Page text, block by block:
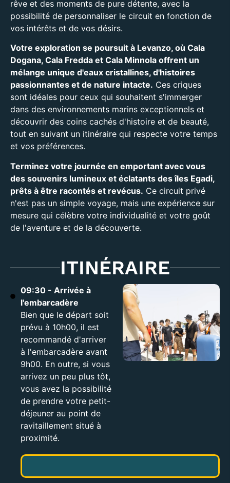
rêve et des moments de pure détente, avec la
possibilité de personnaliser le circuit en fonction de
vos intérêts et de vos désirs.
Votre exploration se poursuit à Levanzo, où Cala
Dogana, Cala Fredda et Cala Minnola offrent un
mélange unique d'eaux cristallines, d'histoires
passionnantes et de nature intacte. Ces criques
sont idéales pour ceux qui souhaitent s'immerger
dans des environnements marins exceptionnels et
découvrir des coins cachés d'histoire et de beauté,
tout en suivant un itinéraire qui respecte votre temps
et vos préférences.
Terminez votre journée en emportant avec vous
des souvenirs lumineux et éclatants des îles Egadi,
prêts à être racontés et revécus. Ce circuit privé
n'est pas un simple voyage, mais une expérience sur
mesure qui célèbre votre individualité et votre goût
de l'aventure et de la découverte.
ITINÉRAIRE
09:30 - Arrivée à
l'embarcadère
Bien que le départ soit
prévu à 10h00, il est
recommandé d'arriver
à l'embarcadère avant
9h00. En outre, si vous
arrivez un peu plus tôt,
vous avez la possibilité
de prendre votre petit-
déjeuner au point de
ravitaillement situé à
proximité.